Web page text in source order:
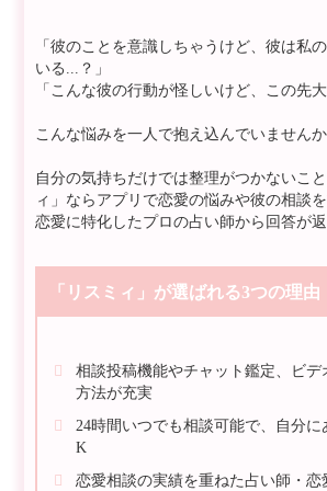
「彼のことを意識しちゃうけど、彼は私
いる...？」
「こんな彼の行動が怪しいけど、この先
こんな悩みを一人で抱え込んでいませんか
自分の気持ちだけでは整理がつかないこ
ィ」ならアプリで恋愛の悩みや彼の相談
恋愛に特化したプロの占い師から回答が返
「リスミィ」が選ばれる3つの理由
相談投稿機能やチャット鑑定、ビデ
方法が充実
24時間いつでも相談可能で、自分に
K
恋愛相談の実績を重ねた占い師・恋